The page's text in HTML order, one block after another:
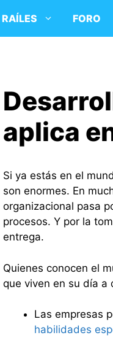
RAÍLES FORO
aplica
Si ya estás en el
son enormes. En
organizacional pasa
procesos. Y por la
entrega.
Quienes conocen el
que viven en su día a
Las empresas
habilidades